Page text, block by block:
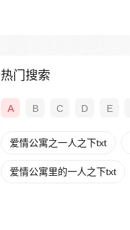
热门搜索
A B C D E
爱情公寓之一人之下txt
爱情公寓里的一人之下txt